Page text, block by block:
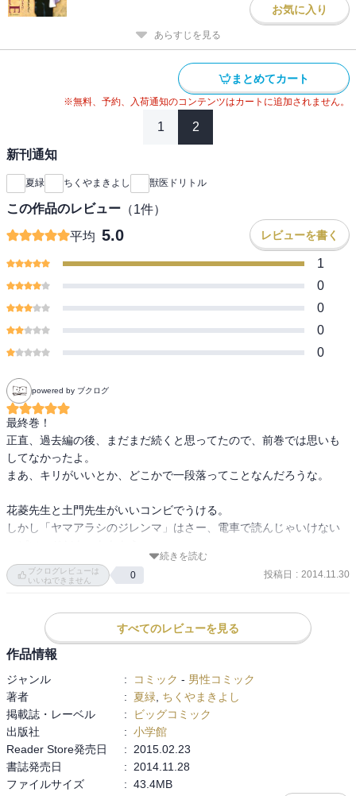
お気に入り
あらすじを見る
まとめてカート
※無料、予約、入荷通知のコンテンツはカートに追加されません。
1 2
新刊通知
夏緑 ちくやまきよし 獣医ドリトル
この作品のレビュー （1件）
平均 5.0 レビューを書く
1
0
0
0
0
powered by ブクログ
最終巻！
正直、過去編の後、まだまだ続くと思ってたので、前巻では思いも
してなかったよ。
まあ、キリがいいとか、どこかで一段落ってことなんだろうな。
花菱先生と土門先生がいいコンビでうける。
しかし「ヤマアラシのジレンマ」はさー、電車で読んじゃいけない
続きを読む
ブクログレビューは
いいねできません
0 投稿日 : 2014.11.30
すべてのレビューを見る
作品情報
ジャンル : コミック - 男性コミック
著者
: 夏緑
ちくやまきよし
掲載誌・レーベル
:
ビッグコミック
出版社
: 小学館
Reader Store発売日
:
2015.02.23
書誌発売日
:
2014.11.28
ファイルサイズ
: 43.4MB